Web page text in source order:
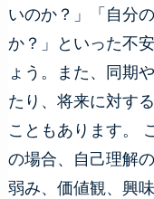
いのか？」「自分
か？」といった不
ょう。また、同期
たり、将来に対す
こともあります。
の場合、自己理解
弱み、価値観、興